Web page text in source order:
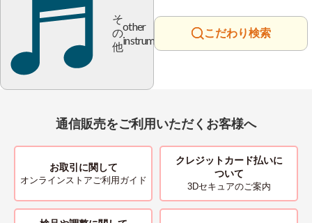
そ
の
他
other
instrument
こだわり検索
通信販売をご利用いただくお客様へ
お取引に関して
オンラインストアご利用ガイド
クレジットカード払いに
ついて
3Dセキュアのご案内